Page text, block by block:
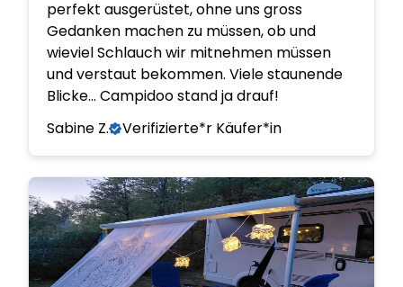
perfekt ausgerüstet, ohne uns gross
Gedanken machen zu müssen, ob und
wieviel Schlauch wir mitnehmen müssen
und verstaut bekommen. Viele staunende
Blicke... Campidoo stand ja drauf!
Sabine Z.
Verifizierte*r Käufer*in